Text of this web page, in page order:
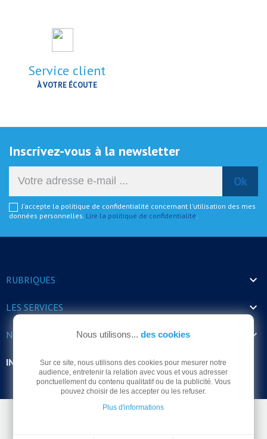
Service client
À VOTRE ÉCOUTE
Inscrivez-vous à la newsletter
J'accepte la politique de confidentialité concernant l'utilisation des mes
données personnelles. Lire la politique de confidentialité
RUBRIQUES 
LES SERVICES 
NOS HORAIRES 
INFORMATIONS
Nous utilisons... des cookies
Sur ce site, nous utilisons des cookies pour mesurer notre
audience, entretenir la relation avec vous et vous adresser
ponctuellement du contenu qualitatif ou de la publicité. Vous
pouvez choisir de les accepter ou les refuser.
Plus d'informations